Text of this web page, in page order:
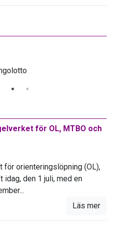
för OL, MTBO och
för orienteringslöpning (OL),
idag, den 1 juli, med en
Läs mer